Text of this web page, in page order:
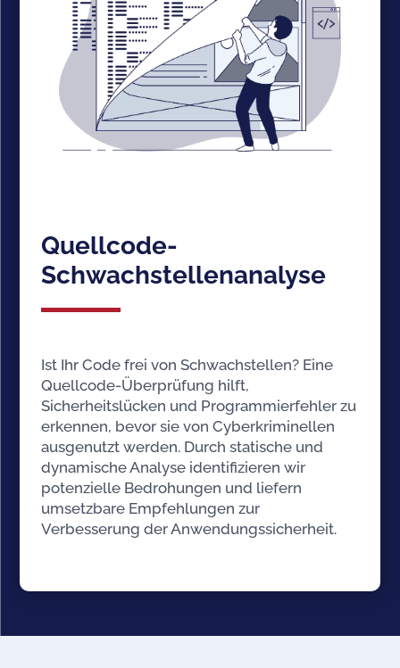
Quellcode-
Schwachstellenanalyse
Ist Ihr Code frei von Schwachstellen? Eine
Quellcode-Überprüfung hilft,
Sicherheitslücken und Programmierfehler zu
erkennen, bevor sie von Cyberkriminellen
ausgenutzt werden. Durch statische und
dynamische Analyse identifizieren wir
potenzielle Bedrohungen und liefern
umsetzbare Empfehlungen zur
Verbesserung der Anwendungssicherheit.